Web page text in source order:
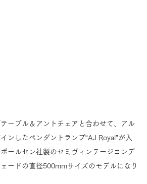
ーブル＆アントチェアと合わせて、アル
ンしたペンダントランプ“AJ Royal”が入
ールセン社製のセミヴィンテージコンデ
ードの直径500mmサイズのモデルになり